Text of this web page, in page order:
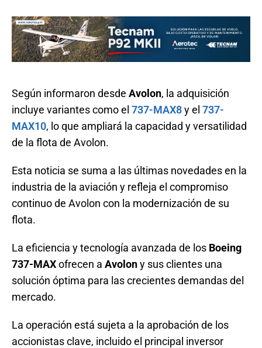
Según informaron desde Avolon, la adquisición
incluye variantes como el 737-MAX8y el 737-
MAX10, lo que ampliará la capacidad y versatilidad
de la flota de Avolon.
Esta noticia se suma a las últimas novedades en la
industria de la aviación y refleja el compromiso
continuo de Avolon con la modernización de su
flota.
La eficiencia y tecnología avanzada de los Boeing
737-MAXofrecen a Avolony sus clientes una
solución óptima para las crecientes demandas del
mercado.
La operación está sujeta a la aprobación de los
accionistas clave, incluido el principal inversor